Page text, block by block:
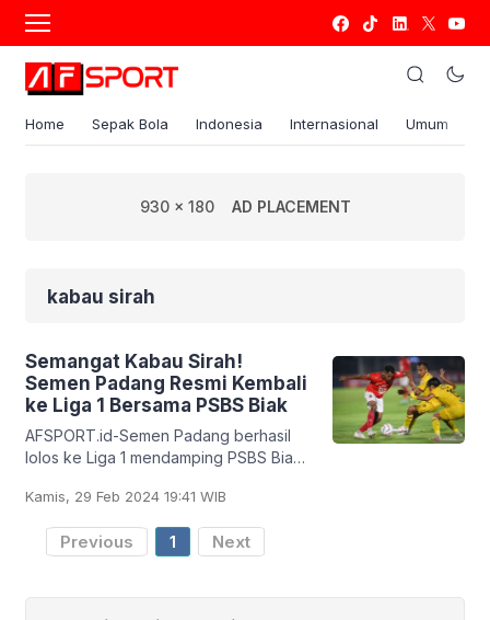
Home Sepak Bola Indonesia Internasional Umum
930 x 180 AD PLACEMENT
kabau sirah
Semangat Kabau Sirah!
Semen Padang Resmi Kembali
ke Liga 1 Bersama PSBS Biak
AFSPORT.id-Semen Padang berhasil
lolos ke Liga 1 mendamping PSBS Biak.
lolos setelah menang 1-0 atas Malut
United pada
Kamis, 29 Feb 2024 19:41 WIB
Previous 1 Next